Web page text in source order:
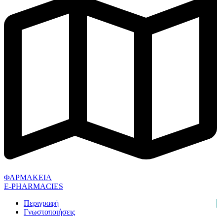
ΦΑΡΜΑΚΕΙΑ
E-PHARMACIES
Περιγραφή
Γνωστοποιήσεις